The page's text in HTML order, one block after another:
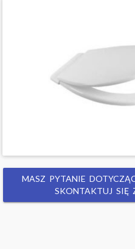
MASZ PYTANIE
SKONTAKTUJ SIĘ